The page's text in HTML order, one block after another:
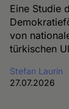
Eine Studie
von
türkischen
Stefan Laurin
27.07.2026